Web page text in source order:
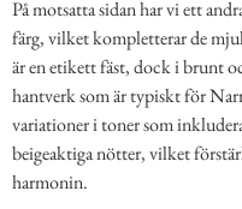
På motsatta sidan har vi ett
färg, vilket kompletterar de
är en etikett fäst, dock i brunt
hantverk som är typiskt för
variationer i toner som
beigeaktiga nötter, vilket
harmonin.